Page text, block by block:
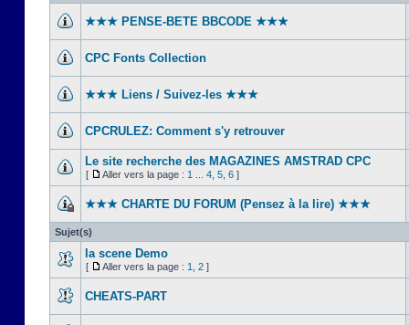
★★★ PENSE-BETE BBCODE ★★★
CPC Fonts Collection
★★★ Liens / Suivez-les ★★★
CPCRULEZ: Comment s'y retrouver‎
Le site recherche des MAGAZINES AMSTRAD CPC
[ Aller vers la page : 1 4 5 6 ]
★★★ CHARTE DU FORUM (Pensez à la lire) ★★★
Sujet(s)
la scene Demo
[ Aller vers la page : 1 2 ]
CHEATS-PART